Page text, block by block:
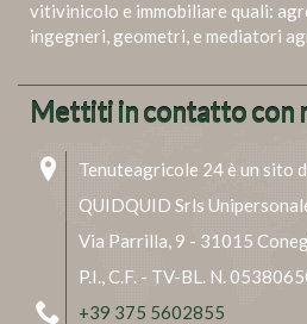
vitivinicolo e immobiliare quali:
ingegneri, geometri, e mediatori
Mettiti in contatto con
Tenuteagricole 24 è un sito
QUIDQUID Srls
Via Parrilla, 9 - 31015
P.I., C.F. - TV-BL. N.
+39 375 5602855